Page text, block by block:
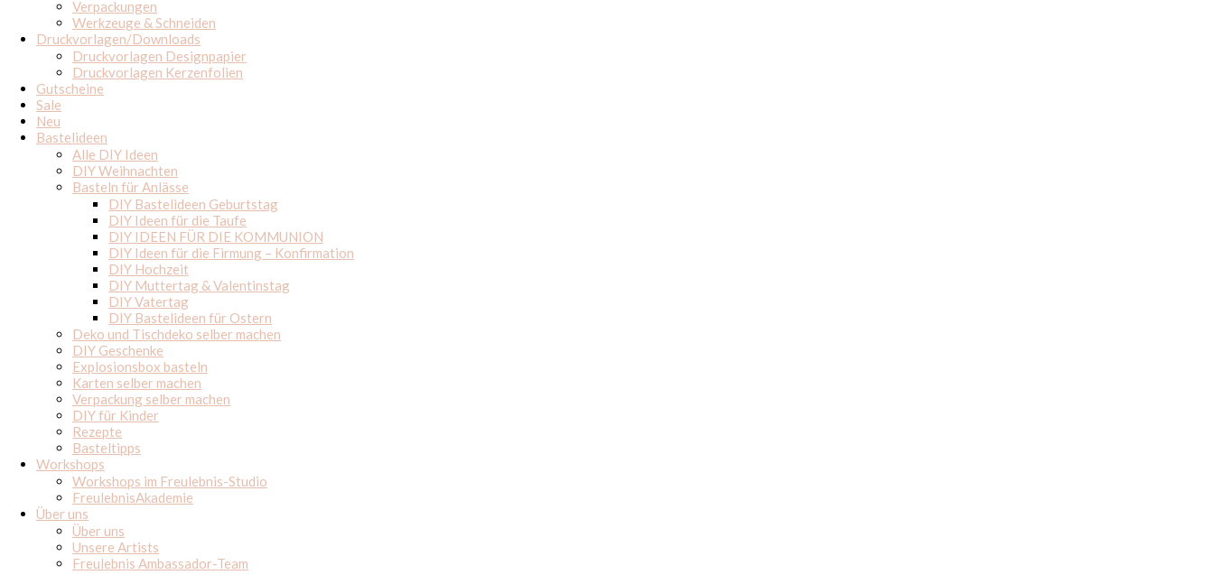
Verpackungen
Werkzeuge & Schneiden
Druckvorlagen/Downloads
Druckvorlagen Designpapier
Druckvorlagen Kerzenfolien
Gutscheine
Sale
Neu
Bastelideen
Alle DIY Ideen
DIY Weihnachten
Basteln für Anlässe
DIY Bastelideen Geburtstag
DIY Ideen für die Taufe
DIY IDEEN FÜR DIE KOMMUNION
DIY Ideen für die Firmung – Konfirmation
DIY Hochzeit
DIY Muttertag & Valentinstag
DIY Vatertag
DIY Bastelideen für Ostern
Deko und Tischdeko selber machen
DIY Geschenke
Explosionsbox basteln
Karten selber machen
Verpackung selber machen
DIY für Kinder
Rezepte
Basteltipps
Workshops
Workshops im Freulebnis-Studio
FreulebnisAkademie
Über uns
Über uns
Unsere Artists
Freulebnis Ambassador-Team